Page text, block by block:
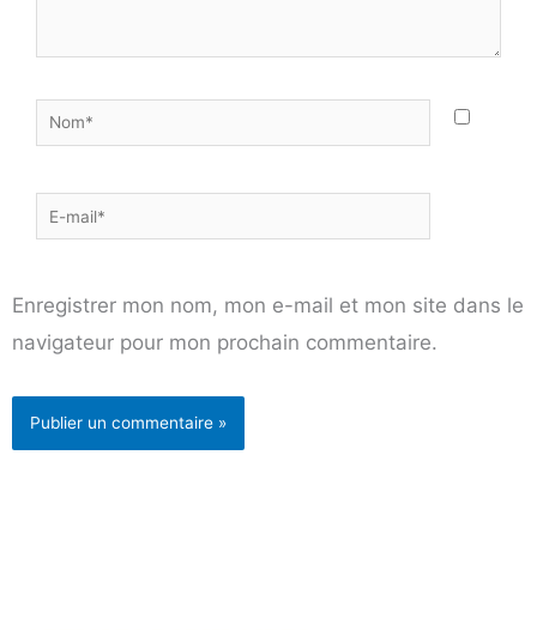
Nom*
E-
mail*
Enregistrer mon nom, mon e-mail et mon site dans le
navigateur pour mon prochain commentaire.